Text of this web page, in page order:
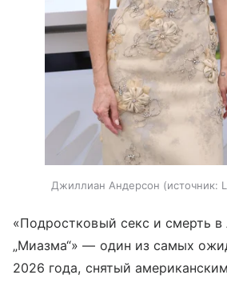
Джиллиан Андерсон источник:
«Подростковый секс и смерть в
„Миазма“» — один из самых
2026 года, снятый